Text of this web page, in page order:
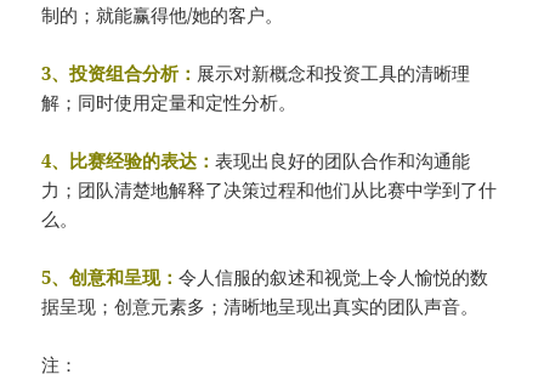
制的；就能赢得他/她的客户。
3、投资组合分析： 展示对新概念和投资工具的清晰理
解；同时使用定量和定性分析。
4、比赛经验的表达：表现出良好的团队合作和沟通能
力；团队清楚地解释了决策过程和他们从比赛中学到了什
么。
5、创意和呈现：令人信服的叙述和视觉上令人愉悦的数
据呈现；创意元素多；清晰地呈现出真实的团队声音。
注：